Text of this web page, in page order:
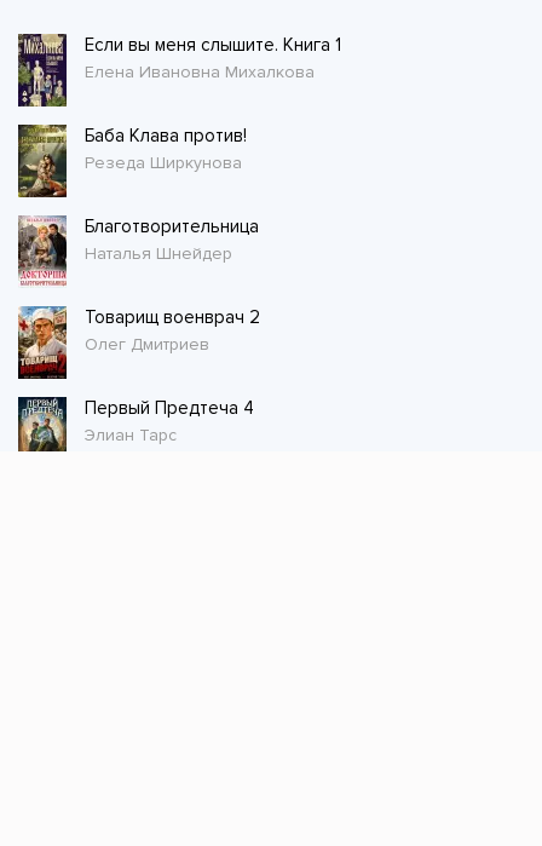
Если вы меня слышите. Книга 1
Елена Ивановна Михалкова
Баба Клава против!
Резеда Ширкунова
Благотворительница
Наталья Шнейдер
Товарищ военврач 2
Олег Дмитриев
Первый Предтеча 4
Элиан Тарс